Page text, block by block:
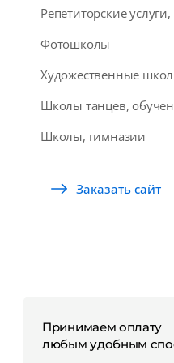
Репетиторские
Фотошколы
Художественные
Школы танцев,
Школы, гимназии
Заказать сайт
Принимаем оплату
любым удобным